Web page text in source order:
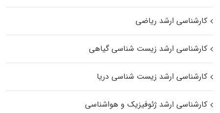
کارشناسی ارشد ریاضی
کارشناسی ارشد زیست‌ شناسی گیاهی
کارشناسی ارشد زیست‌ شناسی دریا
کارشناسی ارشد ژئوفیزیک و هواشناسی